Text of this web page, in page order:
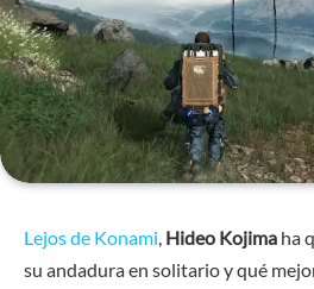
Lejos de Konami, Hideo Kojima ha
su andadura en solitario y qué